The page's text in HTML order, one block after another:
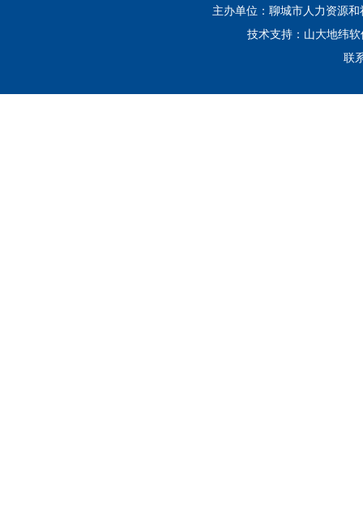
主办单位：聊城市人力资源和社
技术支持：山大地纬
联